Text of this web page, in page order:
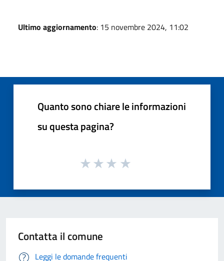
Ultimo aggiornamento: 15 novembre 2024, 11:02
Quanto sono chiare le informazioni
su questa pagina?
Contatta il comune
Leggi le domande frequenti